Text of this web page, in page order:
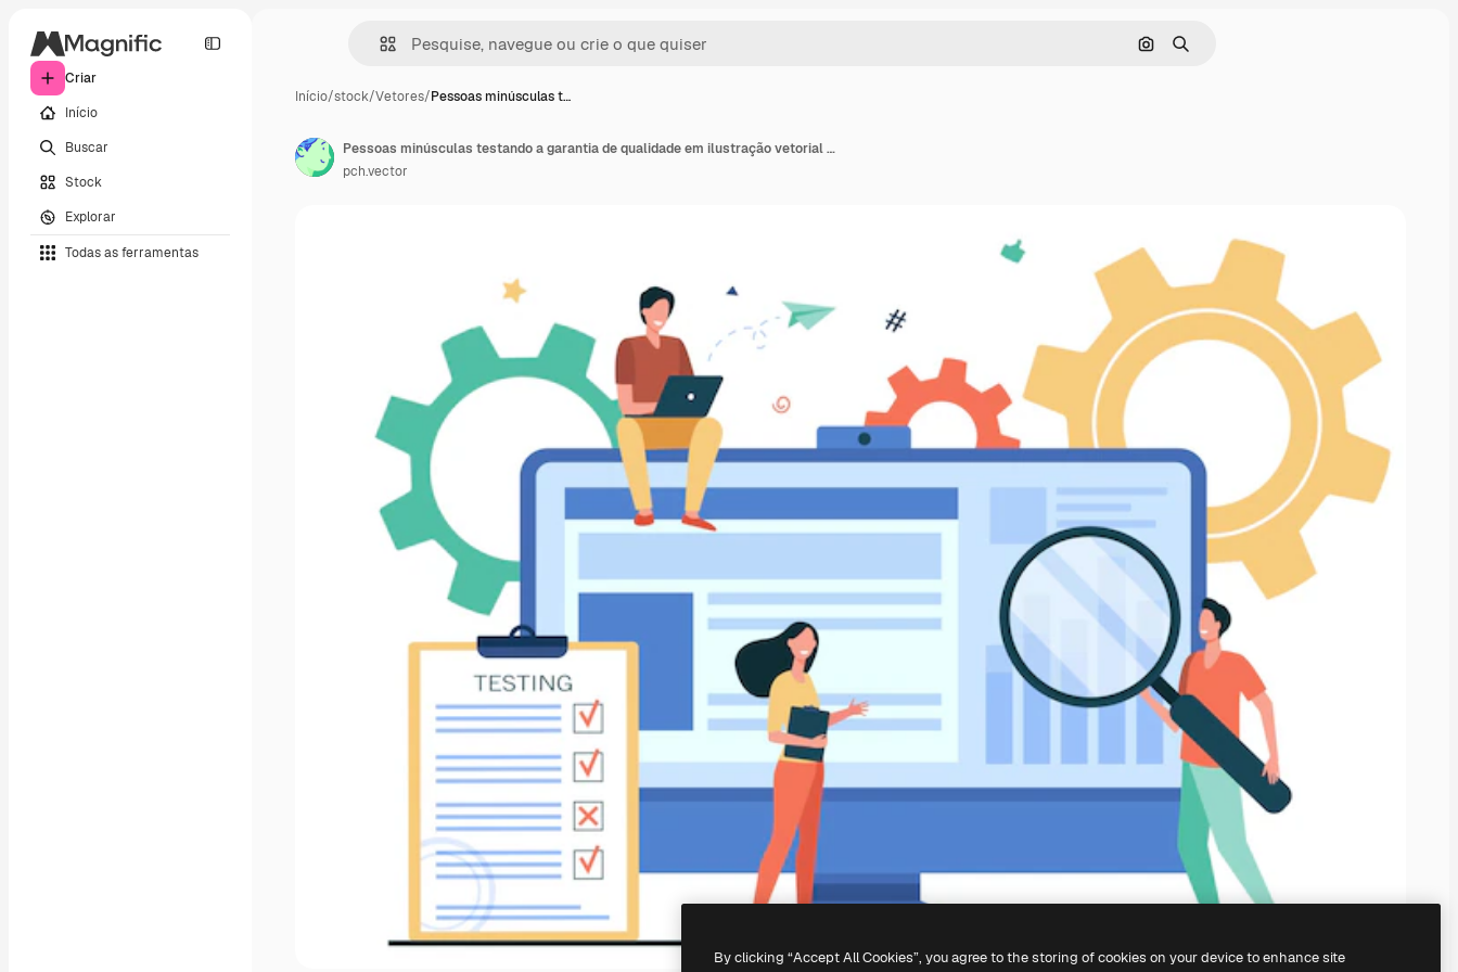
Criar
Início
Buscar
Stock
Explorar
Todas as ferramentas
Pesquisar por imagem
Buscar
Início/stock/Vetores/Pessoas minúsculas t…
Pessoas minúsculas testando a garantia de qualidade em ilustração vetorial plana de software isolado. Personagem de desenho animado corrigindo bugs no dispositivo de hardware. Teste de aplicativo e conceito de serviço de TI
pch.vector
By clicking “Accept All Cookies”, you agree to the storing of cookies on your device to enhance site